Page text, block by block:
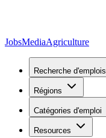
JobsMediaAgriculture
Recherche d'emplois
Régions
Catégories d'emploi
Resources